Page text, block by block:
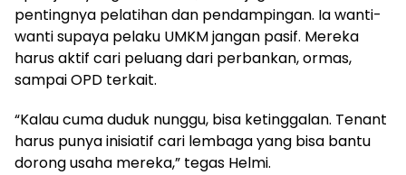
pentingnya pelatihan dan pendampingan. Ia wanti-
wanti supaya pelaku UMKM jangan pasif. Mereka
harus aktif cari peluang dari perbankan, ormas,
sampai OPD terkait.
“Kalau cuma duduk nunggu, bisa ketinggalan. Tenant
harus punya inisiatif cari lembaga yang bisa bantu
dorong usaha mereka,” tegas Helmi.